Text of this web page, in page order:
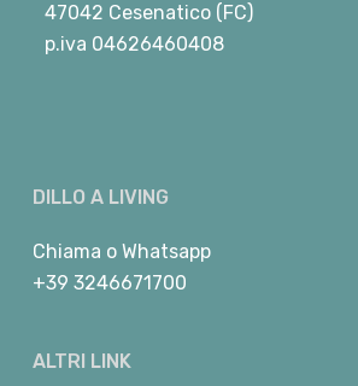
47042 Cesenatico (FC)
p.iva 04626460408
DILLO A LIVING
Chiama o Whatsapp
+39 3246671700
ALTRI LINK